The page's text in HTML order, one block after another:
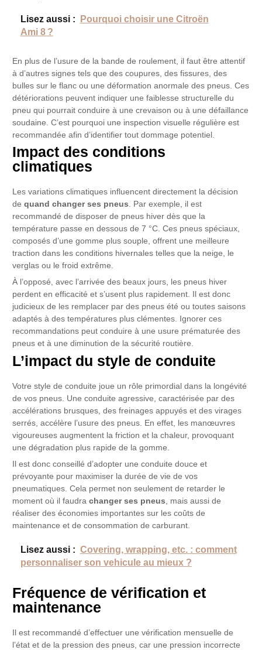
Lisez aussi :
Pourquoi choisir une Citroën
Ami 8 ?
En plus de l’usure de la bande de roulement, il faut être attentif
à d’autres signes tels que des coupures, des fissures, des
bulles sur le flanc ou une déformation anormale des pneus. Ces
détériorations peuvent indiquer une faiblesse structurelle du
pneu qui pourrait conduire à une crevaison ou à une défaillance
soudaine. C’est pourquoi une inspection visuelle régulière est
recommandée afin d’identifier tout dommage potentiel.
Impact des conditions
climatiques
Les variations climatiques influencent directement la décision
dequand changer ses pneus. Par exemple, il est
recommandé de disposer de pneus hiver dès que la
température passe en dessous de 7 °C. Ces pneus spéciaux,
composés d’une gomme plus souple, offrent une meilleure
traction dans les conditions hivernales telles que la neige, le
verglas ou le froid extrême.
À l’opposé, avec l’arrivée des beaux jours, les pneus hiver
perdent en efficacité et s’usent plus rapidement. Il est donc
judicieux de les remplacer par des pneus été ou toutes saisons
adaptés à des températures plus clémentes. Ignorer ces
recommandations peut conduire à une usure prématurée des
pneus et à une diminution de la sécurité routière.
L’impact du style de conduite
Votre style de conduite joue un rôle primordial dans la longévité
de vos pneus. Une conduite agressive, caractérisée par des
accélérations brusques, des freinages appuyés et des virages
serrés, accélère l’usure des pneus. En effet, les manœuvres
vigoureuses augmentent la friction et la chaleur, provoquant
une dégradation plus rapide de la gomme.
Il est donc conseillé d’adopter une conduite douce et
prévoyante pour maximiser la durée de vie de vos
pneumatiques. Cela permet non seulement de retarder le
moment où il faudrachanger ses pneus , mais aussi de
réaliser des économies importantes sur les coûts de
maintenance et de consommation de carburant.
Lisez aussi : Covering, wrapping, etc. : comment
personnaliser son vehicule au mieux ?
Fréquence de vérification et
maintenance
Il est recommandé d’effectuer une vérification mensuelle de
l’état et de la pression des pneus, car une pression incorrecte